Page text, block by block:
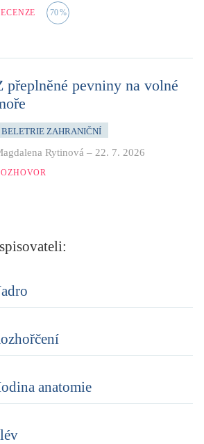
70%
přeplněné pevniny na volné
BELETRIE ZAHRANIČNÍ
Rytinová – 22. 7. 2026
anatomie